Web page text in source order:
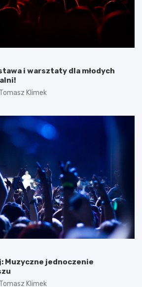
i warsztaty dla młodych
Tomasz Klimek
Muzyczne jednoczenie
Tomasz Klimek